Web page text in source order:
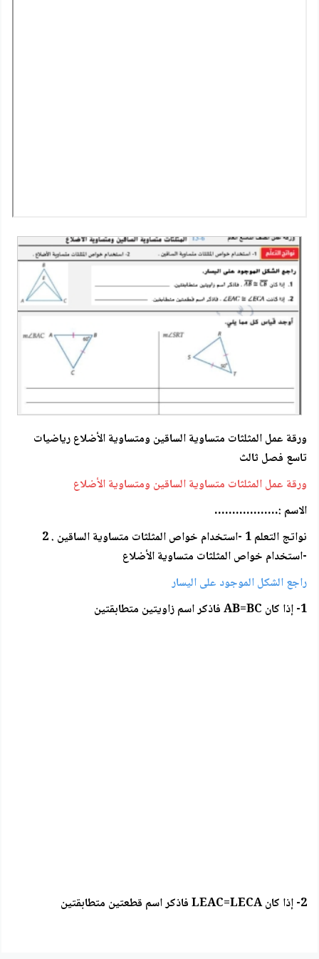
ورقة عمل المثلثات متساوية الساقين ومتساوية الأضلاع رياضيات
تاسع فصل ثالث
ورقة عمل المثلثات متساوية الساقين ومتساوية الأضلاع
الاسم :………………
نواتج التعلم 1 -استخدام خواص المثلثات متساوية الساقين . 2
-استخدام خواص المثلثات متساوية الأضلاع
راجع الشكل الموجود على اليسار
1- إذا كان AB=BC فاذكر اسم زاويتين متطابقتين
2- إذا كان LEAC=LECA فاذكر اسم قطعتين متطابقتين